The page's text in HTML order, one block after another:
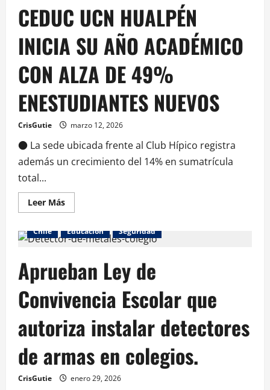
CEDUC UCN HUALPÉN
INICIA SU AÑO ACADÉMICO
CON ALZA DE 49%
ENESTUDIANTES NUEVOS
CrisGutie marzo 12, 2026
● La sede ubicada frente al Club Hípico registra
además un crecimiento del 14% en sumatrícula
total...
Leer Más
Chile Educación Seguridad
Aprueban Ley de
Convivencia Escolar que
autoriza instalar detectores
de armas en colegios.
CrisGutie enero 29, 2026